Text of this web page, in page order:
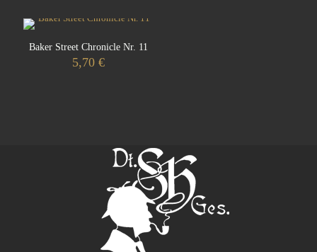
Baker Street Chronicle Nr. 11
5,70 €